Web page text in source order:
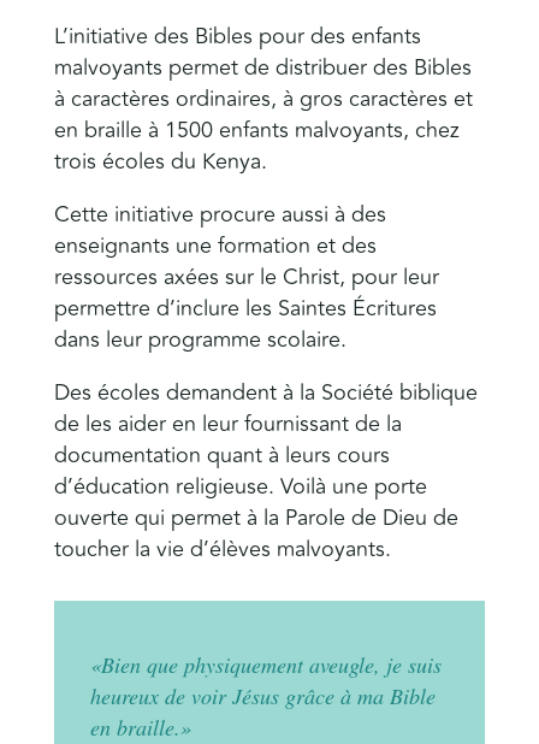
L’initiative des Bibles pour des enfants
malvoyants permet de distribuer des Bibles
à caractères ordinaires, à gros caractères et
en braille à 1500 enfants malvoyants, chez
trois écoles du Kenya.
Cette initiative procure aussi à des
enseignants une formation et des
ressources axées sur le Christ, pour leur
permettre d’inclure les Saintes Écritures
dans leur programme scolaire.
Des écoles demandent à la Société biblique
de les aider en leur fournissant de la
documentation quant à leurs cours
d’éducation religieuse. Voilà une porte
ouverte qui permet à la Parole de Dieu de
toucher la vie d’élèves malvoyants.
«Bien que physiquement aveugle, je suis
heureux de voir Jésus grâce à ma Bible
en braille.»